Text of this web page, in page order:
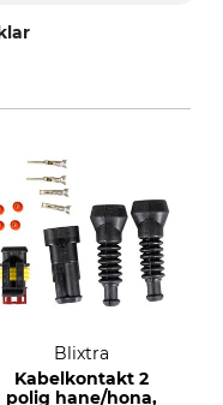
Blixtra
Kabelkontakt 2
polig hane/hona,